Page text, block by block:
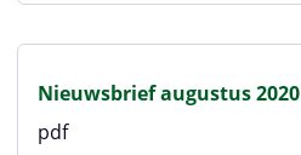
Nieuwsbrief augustus 2020
pdf